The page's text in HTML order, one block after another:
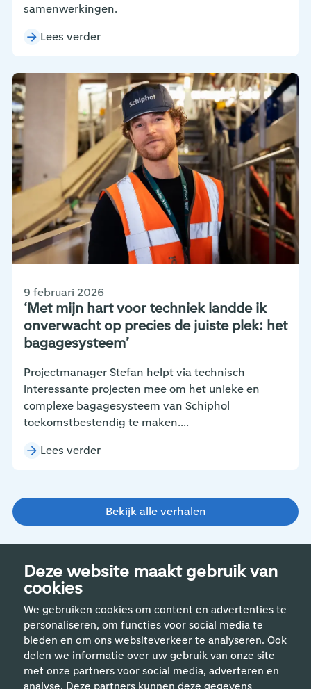
Deze website maakt gebruik van
cookies
We gebruiken cookies om content en advertenties te
personaliseren, om functies voor social media te
bieden en om ons websiteverkeer te analyseren. Ook
delen we informatie over uw gebruik van onze site
met onze partners voor social media, adverteren en
analyse. Deze partners kunnen deze gegevens
samenwerkingen.
Lees verder
‘Met mijn hart voor techniek landde ik
onverwacht op precies de juiste plek: het
bagagesysteem’
9 februari 2026
Projectmanager Stefan helpt via technisch
interessante projecten mee om het unieke en
complexe bagagesysteem van Schiphol
toekomstbestendig te maken....
Lees verder
Bekijk alle verhalen